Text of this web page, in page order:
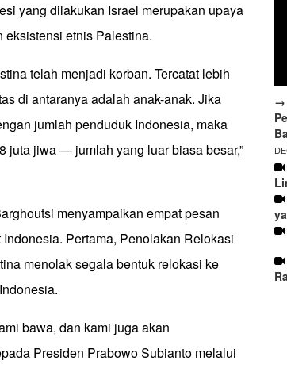
yang dilakukan Israel merupakan upaya
etnis Palestina.
telah menjadi korban. Tercatat lebih
di antaranya adalah anak-anak. Jika
jumlah penduduk Indonesia, maka
juta jiwa — jumlah yang luar biasa besar,”
menyampaikan empat pesan
Pertama, Penolakan Relokasi
menolak segala bentuk relokasi ke
bawa, dan kami juga akan
Presiden Prabowo Subianto melalui
→